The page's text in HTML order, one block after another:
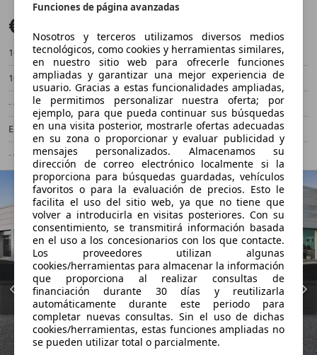
€ 18.700
16.282 km
02/2025
107 kW (145 CV)
Ocasión
- (Propietarios)
Automático
Electro/Gasolina
- (l/100 km)
- (g/km)
-/-
Funciones de página avanzadas
Nosotros y terceros utilizamos diversos medios
tecnológicos, como cookies y herramientas similares,
en nuestro sitio web para ofrecerle funciones
ampliadas y garantizar una mejor experiencia de
usuario. Gracias a estas funcionalidades ampliadas,
le permitimos personalizar nuestra oferta; por
ejemplo, para que pueda continuar sus búsquedas
en una visita posterior, mostrarle ofertas adecuadas
en su zona o proporcionar y evaluar publicidad y
mensajes personalizados. Almacenamos su
dirección de correo electrónico localmente si la
proporciona para búsquedas guardadas, vehículos
favoritos o para la evaluación de precios. Esto le
facilita el uso del sitio web, ya que no tiene que
volver a introducirla en visitas posteriores. Con su
consentimiento, se transmitirá información basada
en el uso a los concesionarios con los que contacte.
Los proveedores utilizan algunas
cookies/herramientas para almacenar la información
que proporciona al realizar consultas de
financiación durante 30 días y reutilizarla
automáticamente durante este periodo para
completar nuevas consultas. Sin el uso de dichas
cookies/herramientas, estas funciones ampliadas no
se pueden utilizar total o parcialmente.